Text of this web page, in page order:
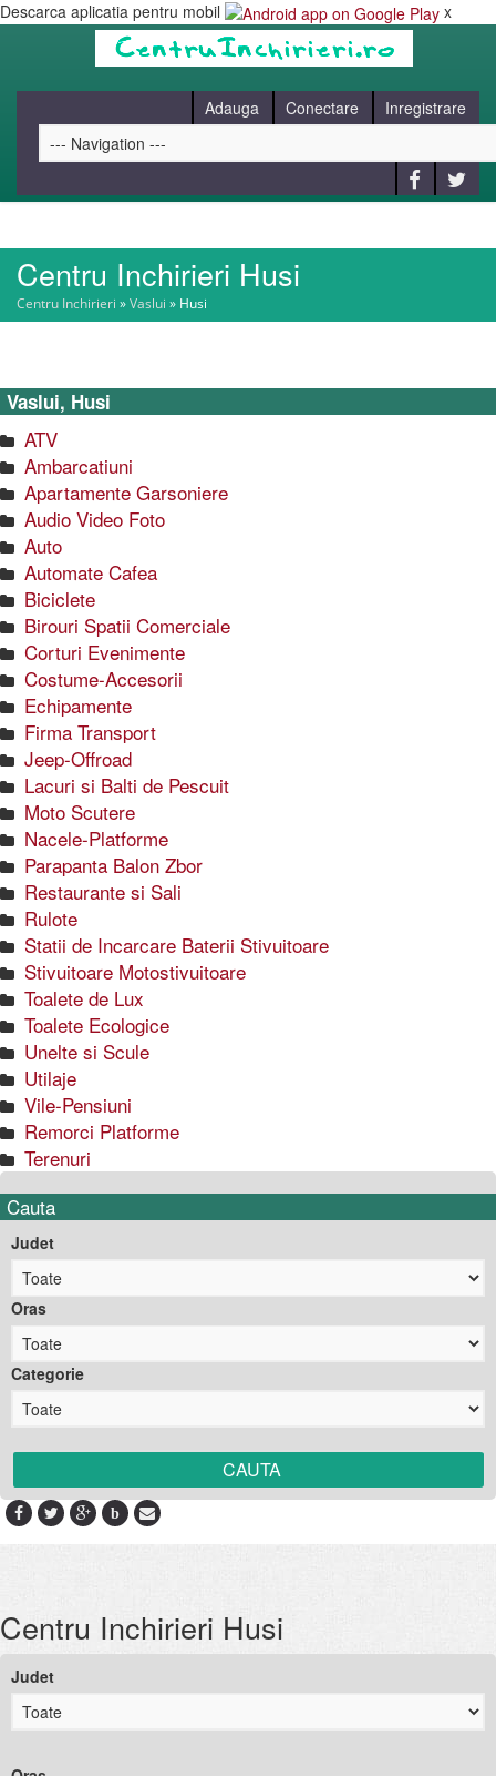
Descarca aplicatia pentru mobil x
Adauga Conectare Inregistrare
HOME
BLOG
CONTACT
Centru Inchirieri Husi
Centru Inchirieri »Vaslui » Husi
Vaslui, Husi
ATV
Ambarcatiuni
Apartamente Garsoniere
Audio Video Foto
Auto
Automate Cafea
Biciclete
Birouri Spatii Comerciale
Corturi Evenimente
Costume-Accesorii
Echipamente
Firma Transport
Jeep-Offroad
Lacuri si Balti de Pescuit
Moto Scutere
Nacele-Platforme
Parapanta Balon Zbor
Restaurante si Sali
Rulote
Statii de Incarcare Baterii Stivuitoare
Stivuitoare Motostivuitoare
Toalete de Lux
Toalete Ecologice
Unelte si Scule
Utilaje
Vile-Pensiuni
Remorci Platforme
Terenuri
Cauta
Judet
Oras
Categorie
b
Centru Inchirieri Husi
Judet